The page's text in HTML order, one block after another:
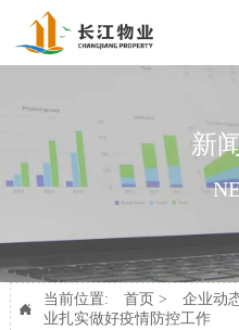
新

当前位置: 首页 > 企业动
业扎实做好疫情防控工作